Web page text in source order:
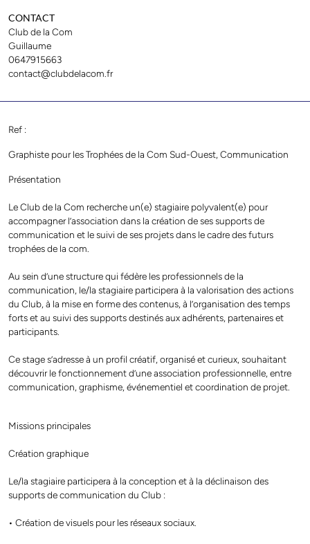
CONTACT
Club de la Com
Guillaume
0647915663
contact@clubdelacom.fr
Ref :
Graphiste pour les Trophées de la Com Sud-Ouest, Communication
Présentation
Le Club de la Com recherche un(e) stagiaire polyvalent(e) pour
accompagner l’association dans la création de ses supports de
communication et le suivi de ses projets dans le cadre des futurs
trophées de la com.
Au sein d’une structure qui fédère les professionnels de la
communication, le/la stagiaire participera à la valorisation des actions
du Club, à la mise en forme des contenus, à l’organisation des temps
forts et au suivi des supports destinés aux adhérents, partenaires et
participants.
Ce stage s’adresse à un profil créatif, organisé et curieux, souhaitant
découvrir le fonctionnement d’une association professionnelle, entre
communication, graphisme, événementiel et coordination de projet.
Missions principales
Création graphique
Le/la stagiaire participera à la conception et à la déclinaison des
supports de communication du Club :
• Création de visuels pour les réseaux sociaux.